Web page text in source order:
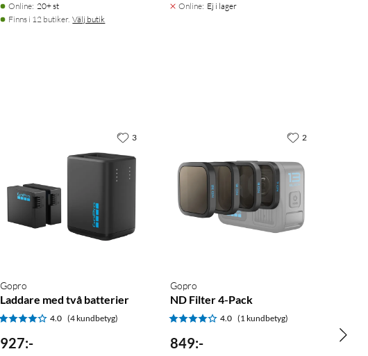
Online: 20+ st
Finns i 12 butiker. Välj butik
Online: Ej i lager
Gopro
Laddare med två batterier
4.0 (4 kundbetyg)
927:-
3
Gopro
ND Filter 4-Pack
4.0 (1 kundbetyg)
849:-
2